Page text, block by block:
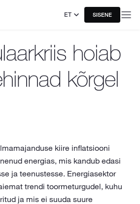
ET SISENE
hoiab
kõrgel
kiire inflatsiooni
energias, mis kandub edasi
ja teenustesse. Energiasektor
trendi toormeturgudel, kuhu
ja mis ei suuda suure